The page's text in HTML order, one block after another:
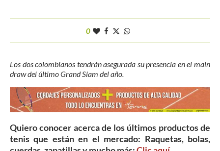
0
Los dos colombianos tendrán asegurada su presencia en el main
draw del último Grand Slam del año.
Quiero conocer acerca de los últimos productos de
tenis que están en el mercado: Raquetas, bolas,